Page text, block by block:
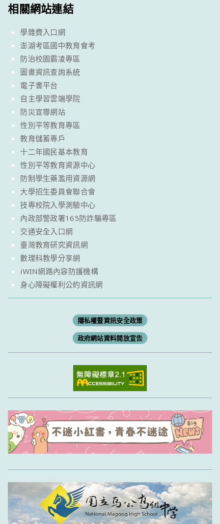
相關網站連結
學雜費入口網
澎湖考區國中教育會考
防治校園霸凌專區
圖書資訊查詢系統
電子書平台
自主學習雲端學院
防災宣導網站
性別平等教育專區
教育儲蓄專戶
十二年國民基本教育
性別平等教育資源中心
防制學生藥濫用資源網
大學招生委員會聯合會
技專校院入學測驗中心
內政部警政署165防詐騙專區
交通安全入口網
臺灣教育研究資訊網
數理科教學分享網
iWIN網路內容防護機構
身心障礙權利公約資訊網
隱私權暨資訊安全政策
政府網站資料開放宣告